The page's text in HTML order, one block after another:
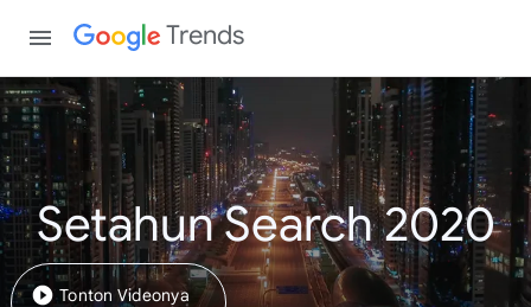
Trends
Setahun Search 2020
Tonton Videonya